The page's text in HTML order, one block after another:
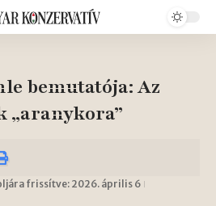
bemutatója: Az
„aranykora”
frissítve: 2026. április 6